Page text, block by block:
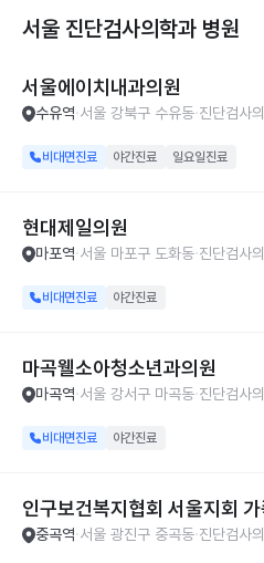
서울 진단검사의학과 병원
서울에이치내과의원
수유역 서울 강북구 수유동 진단검사
비대면진료 야간진료 일요일진료
현대제일의원
마포역 서울 마포구 도화동 진단검사
비대면진료 야간진료
마곡웰소아청소년과의원
마곡역 서울 강서구 마곡동 진단검사
비대면진료 야간진료
인구보건복지협회 서울지회
중곡역 서울 광진구 중곡동 진단검사